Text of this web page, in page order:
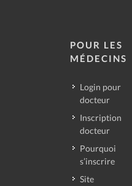
POUR LES
MÉDECINS
Login pour
docteur
Inscription
docteur
Pourquoi
s’inscrire
Site